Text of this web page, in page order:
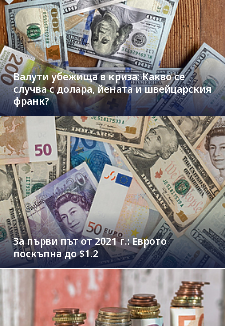
Валути убежища в криза: Какво се
случва с долара, йената и швейцарския
франк?
За първи път от 2021 г.: Еврото
поскъпна до $1.2